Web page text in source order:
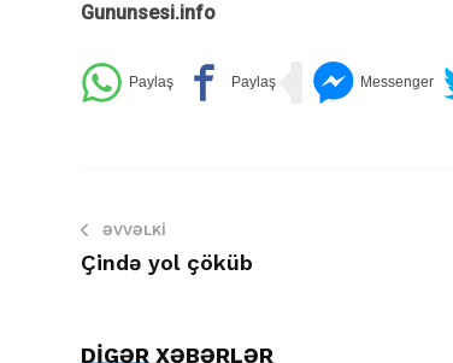
Gununsesi.info
ƏVVƏLKI
Çində yol çöküb
DİGƏR XƏBƏRLƏR